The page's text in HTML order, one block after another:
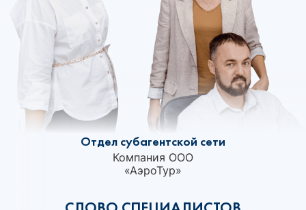
Отдел субагентской сети
Компания ООО
«АэроТур»‎